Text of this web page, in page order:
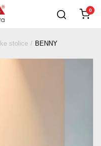
0
stolice BENNY